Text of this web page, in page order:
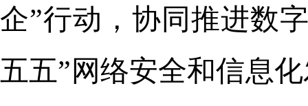
企”行动，协同推进数
五五”网络安全和信息